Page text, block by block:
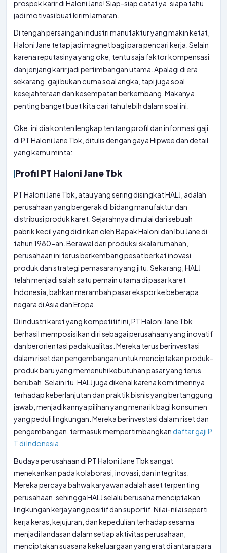
prospek karir di Haloni Jane! Siap-siap catat ya, siapa tahu
jadi motivasi buat kirim lamaran.
Di tengah persaingan industri manufaktur yang makin ketat,
Haloni Jane tetap jadi magnet bagi para pencari kerja. Selain
karena reputasinya yang oke, tentu saja faktor kompensasi
dan jenjang karir jadi pertimbangan utama. Apalagi di era
sekarang, gaji bukan cuma soal angka, tapi juga soal
kesejahteraan dan kesempatan berkembang. Makanya,
penting banget buat kita cari tahu lebih dalam soal ini.
Oke, ini dia konten lengkap tentang profil dan informasi gaji
di PT Haloni Jane Tbk, ditulis dengan gaya Hipwee dan detail
yang kamu minta:
Profil PT Haloni Jane Tbk
PT Haloni Jane Tbk, atau yang sering disingkat HALJ, adalah
perusahaan yang bergerak di bidang manufaktur dan
distribusi produk karet. Sejarahnya dimulai dari sebuah
pabrik kecil yang didirikan oleh Bapak Haloni dan Ibu Jane di
tahun 1980-an. Berawal dari produksi skala rumahan,
perusahaan ini terus berkembang pesat berkat inovasi
produk dan strategi pemasaran yang jitu. Sekarang, HALJ
telah menjadi salah satu pemain utama di pasar karet
Indonesia, bahkan merambah pasar ekspor ke beberapa
negara di Asia dan Eropa.
Di industri karet yang kompetitif ini, PT Haloni Jane Tbk
berhasil memposisikan diri sebagai perusahaan yang inovatif
dan berorientasi pada kualitas. Mereka terus berinvestasi
dalam riset dan pengembangan untuk menciptakan produk-
produk baru yang memenuhi kebutuhan pasar yang terus
berubah. Selain itu, HALJ juga dikenal karena komitmennya
terhadap keberlanjutan dan praktik bisnis yang bertanggung
jawab, menjadikannya pilihan yang menarik bagi konsumen
yang peduli lingkungan. Mereka berinvestasi dalam riset dan
pengembangan, termasuk mempertimbangkan daftar gaji P
T di Indonesia
Budaya perusahaan di PT Haloni Jane Tbk sangat
menekankan pada kolaborasi, inovasi, dan integritas.
Mereka percaya bahwa karyawan adalah aset terpenting
perusahaan, sehingga HALJ selalu berusaha menciptakan
lingkungan kerja yang positif dan suportif. Nilai-nilai seperti
kerja keras, kejujuran, dan kepedulian terhadap sesama
menjadi landasan dalam setiap aktivitas perusahaan,
menciptakan suasana kekeluargaan yang erat di antara para